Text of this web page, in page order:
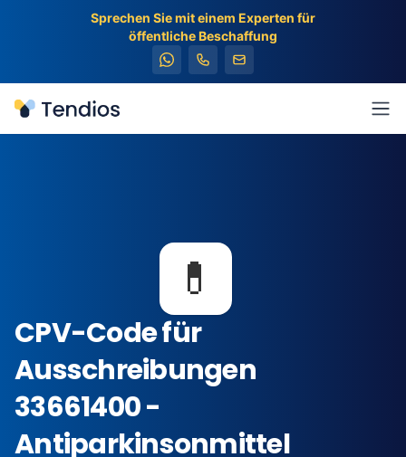
Sprechen Sie mit einem Experten für
öffentliche Beschaffung
Tendios
💊
CPV-Code für
Ausschreibungen
33661400 -
Antiparkinsonmittel